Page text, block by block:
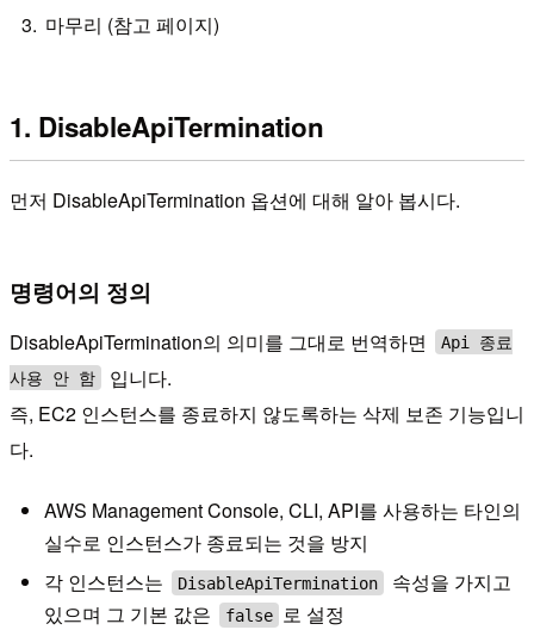
마무리 (참고 페이지)
1. DisableApiTermination
먼저 DisableApiTermination 옵션에 대해 알아 봅시다.
명령어의 정의
DisableApiTermination의 의미를 그대로 번역하면
Api 종료
사용 안 함
입니다.
즉, EC2 인스턴스를 종료하지 않도록하는 삭제 보존 기능입니
다.
AWS Management Console, CLI, API를 사용하는 타인의
실수로 인스턴스가 종료되는 것을 방지
각 인스턴스는
DisableApiTermination
속성을 가지고
있으며 그 기본 값은
false 로 설정